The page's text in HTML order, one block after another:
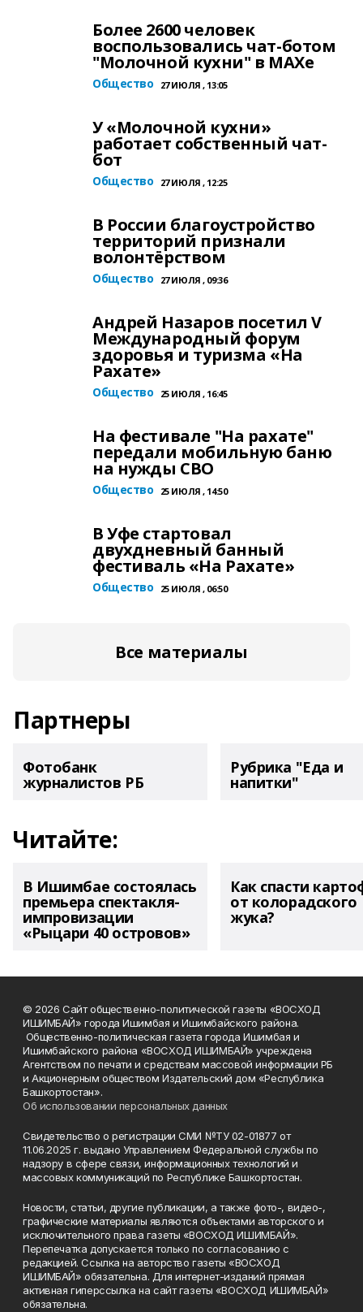
Более 2600 человек
воспользовались чат-ботом
"Молочной кухни" в МАХе
Общество 27 ИЮЛЯ , 13:05
У «Молочной кухни»
работает собственный чат-
бот
Общество 27 ИЮЛЯ , 12:25
В России благоустройство
территорий признали
волонтёрством
Общество 27 ИЮЛЯ , 09:36
Андрей Назаров посетил V
Международный форум
здоровья и туризма «На
Рахате»
Общество 25 ИЮЛЯ , 16:45
На фестивале "На рахате"
передали мобильную баню
на нужды СВО
Общество 25 ИЮЛЯ , 14:50
В Уфе стартовал
двухдневный банный
фестиваль «На Рахате»
Общество 25 ИЮЛЯ , 06:50
Все материалы
Партнеры
Фотобанк
журналистов РБ
Рубрика "Еда и
напитки"
Читайте:
В Ишимбае состоялась
премьера спектакля-
импровизации
«Рыцари 40 островов»
Как спасти
от колорадского
жука?
© 2026 Сайт общественно-политической газеты «ВОСХОД
ИШИМБАЙ» города Ишимбая и Ишимбайского района.
Общественно-политическая газета города Ишимбая и
Ишимбайского района «ВОСХОД ИШИМБАЙ» учреждена
Агентством по печати и средствам массовой информации РБ
и Акционерным обществом Издательский дом «Республика
Башкортостан».
Об использовании персональных данных
Свидетельство о регистрации СМИ №ТУ 02-01877 от
11.06.2025 г. выдано Управлением Федеральной службы по
надзору в сфере связи, информационных технологий и
массовых коммуникаций по Республике Башкортостан.
Новости, статьи, другие публикации, а также фото-, видео-,
графические материалы являются объектами авторского и
исключительного права газеты «ВОСХОД ИШИМБАЙ».
Перепечатка допускается только по согласованию с
редакцией. Ссылка на авторство газеты «ВОСХОД
ИШИМБАЙ» обязательна. Для интернет-изданий прямая
активная гиперссылка на сайт газеты «ВОСХОД ИШИМБАЙ»
обязательна.